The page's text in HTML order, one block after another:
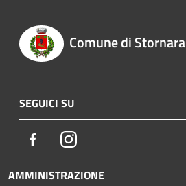
Comune di Stornara
SEGUICI SU
FacebookInstagram
AMMINISTRAZIONE